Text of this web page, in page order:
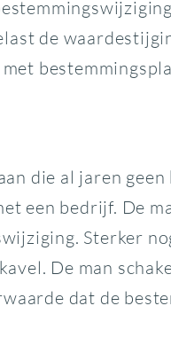
de
die al jaren
een bedrijf. De
Sterker
De man
dat de